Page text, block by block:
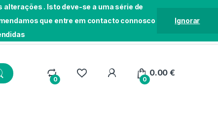
. Isto deve-se a uma série de
que entre em contacto connosco
Ignorar
0 0
0.00€